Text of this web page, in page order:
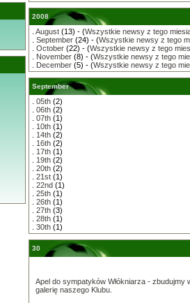
2008
August (13) - (Wszystkie newsy z tego
September (24) - (Wszystkie newsy z tego
October (22) - (Wszystkie newsy z tego
November (8) - (Wszystkie newsy z tego
December (5) - (Wszystkie newsy z tego
September
05th (2)
06th (2)
07th (1)
10th (1)
14th (2)
16th (2)
17th (1)
19th (2)
20th (2)
21st (1)
22nd (1)
25th (1)
26th (1)
27th (3)
28th (1)
30th (1)
30
Apel do sympatyków Włókniarza - zbudujmy
galerię naszego Klubu.